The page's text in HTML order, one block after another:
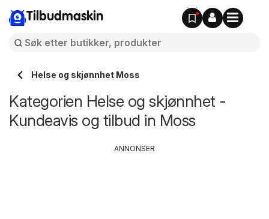
Tilbudmaskin
Helse og skjønnhet Moss
Kategorien Helse og skjønnhet -
Kundeavis og tilbud in Moss
ANNONSER